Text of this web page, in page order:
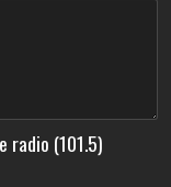
radio (101.5)